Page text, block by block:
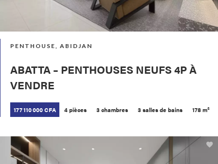
PENTHOUSE, ABIDJAN
ABATTA – PENTHOUSES NEUFS 4P À
VENDRE
177 110 000 CFA 4 pièces 3 chambres 3 salles de bains 178 m²